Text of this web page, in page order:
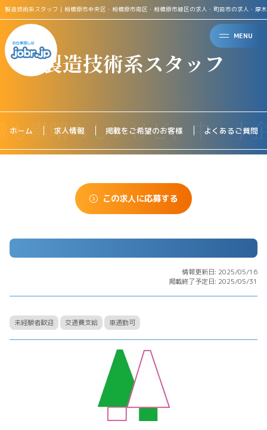
MENU
製造技術系スタッフ｜相模原市中央区・相模原市南区・相模原市緑区の求人・町田市の求人・厚
製造技術系スタッフ
ホーム 求人情報 掲載をご希望のお客様 よくあるご質問
この求人に応募する
情報更新日: 2025/05/16
掲載終了予定日: 2025/05/31
未経験者歓迎 交通費支給 車通勤可